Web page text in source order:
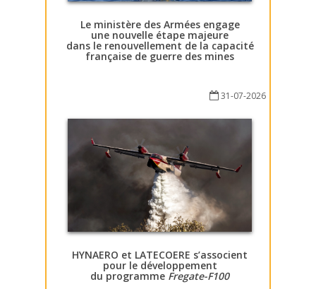
Le ministère des Armées engage
une nouvelle étape majeure
dans le renouvellement de la capacité
française de guerre des mines
31-07-2026
HYNAERO et LATECOERE s’associent
pour le développement
du programme Fregate-F100